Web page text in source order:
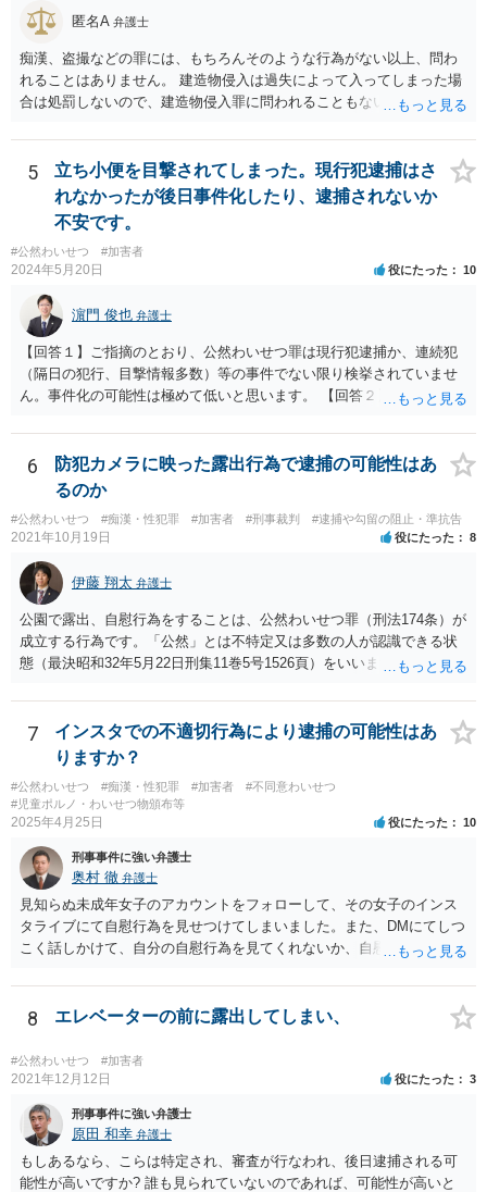
匿名A 弁護士
痴漢、盗撮などの罪には、もちろんそのような行為がない以上、問わ
れることはありません。 建造物侵入は過失によって入ってしまった場
合は処罰しないので、建造物侵入罪に問われることもないでしょう。
れることもないでしょうし、そのまま帰された以上おそらく立件もさ
れず取り調べもないと思います。
5
立ち小便を目撃されてしまった。現行犯逮捕はさ
れなかったが後日事件化したり、逮捕されないか
不安です。
#公然わいせつ #加害者
2024年5月20日 役にたった 10
濵門 俊也 弁護士
【回答１】ご指摘のとおり、公然わいせつ罪は現行犯逮捕か、連続犯
（隔日の犯行、目撃情報多数）等の事件でない限り検挙されていませ
ん。事件化の可能性は極めて低いと思います。 【回答２】先に指摘し
6
防犯カメラに映った露出行為で逮捕の可能性はあ
るのか
#公然わいせつ #痴漢・性犯罪 #加害者 #刑事裁判 #逮捕や勾留の阻止・準抗告
2021年10月19日 役にたった 8
伊藤 翔太 弁護士
公園で露出、自慰行為をすることは、公然わいせつ罪（刑法174条）が
成立する行為です。「公然」とは不特定又は多数の人が認識できる状
態（最決昭和32年5月22日刑集11巻5号1526頁）をいいます。公園は不
することは公然わいせつとなるでしょう。このような行為は実際に不
特定多数の者に認識される必要まではありません。 ですので、事実と
して公然わいせつ罪が成立している可能性が高いですし、防犯カメラ
に写っているとすればそれが証拠となるため、なんらかの刑事処分が
なされる可能性はあります。もちろん逮捕されるリスクもございます
が、そこは他に逃亡や罪証隠滅の可能性等も考慮しなければならない
れほど逮捕リスクは高くないのではないかと思います）。
7
インスタでの不適切行為により逮捕の可能性はあ
りますか？
#公然わいせつ #痴漢・性犯罪 #加害者
#不同意わいせつ
#児童ポルノ・わいせつ物頒布等
2025年4月25日 役にたった 10
刑事事件に強い弁護士
奥村 徹 弁護士
見知らぬ未成年女子のアカウントをフォローして、その女子のインス
タライブにて自慰行為を見せつけてしまいました。また、DMにてしつ
こく話しかけて、自分の自慰行為を見てくれないか、自慰行為を見せ
例違反（わいせつ行為）や公然わいせつ罪を疑われる行為で、警察に
知られれば捜査が始まるでしょう。 逮捕される危険はありますが、
が、なかなな自首として受理されることがないのと、あちらがどの警
察なのかがわからないとあちらの警察に検挙されることもあるので、
容易ではない感じです
8 エレベーターの前に露出してしまい、
#公然わいせつ #加害者
2021年12月12日 役にたった 3
刑事事件に強い弁護士
原田 和幸 弁護士
もしあるなら、こらは特定され、審査が行なわれ、後日逮捕される可
能性が高いですか? 誰も見られていないのであれば、可能性が高いと